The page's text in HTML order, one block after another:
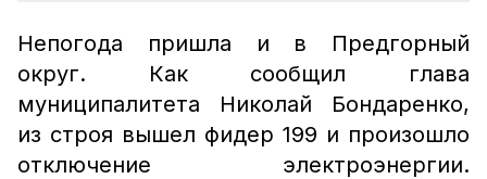
Непогода пришла и в Предгорный
округ. Как сообщил глава
муниципалитета Николай Бондаренко,
из строя вышел фидер 199 и произошло
отключение электроэнергии.